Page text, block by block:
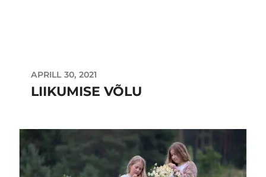
APRILL 30, 2021
LIIKUMISE VÕLU